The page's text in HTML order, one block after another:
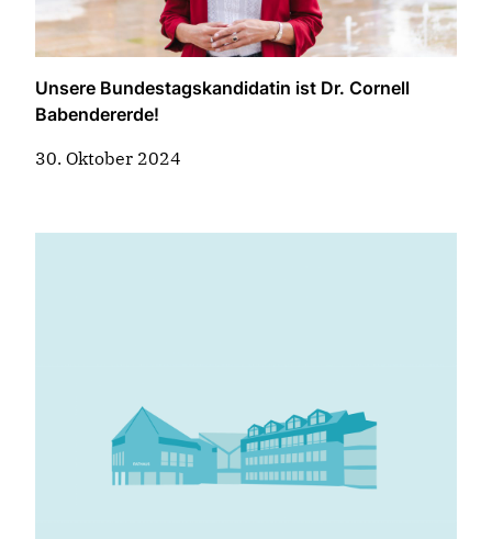
Unsere Bundestagskandidatin ist Dr. Cornell
Babendererde!
30. Oktober 2024